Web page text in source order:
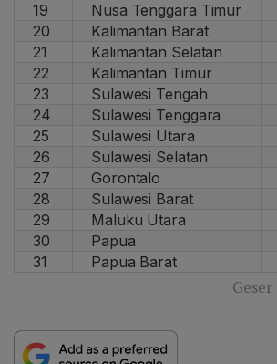
19
Nusa Tenggara Timur
20
Kalimantan Barat
21
Kalimantan Selatan
22
Kalimantan Timur
23
Sulawesi Tengah
24
Sulawesi Tenggara
25
Sulawesi Utara
26
Sulawesi Selatan
27
Gorontalo
28
Sulawesi Barat
29
Maluku Utara
30
Papua
31
Papua Barat